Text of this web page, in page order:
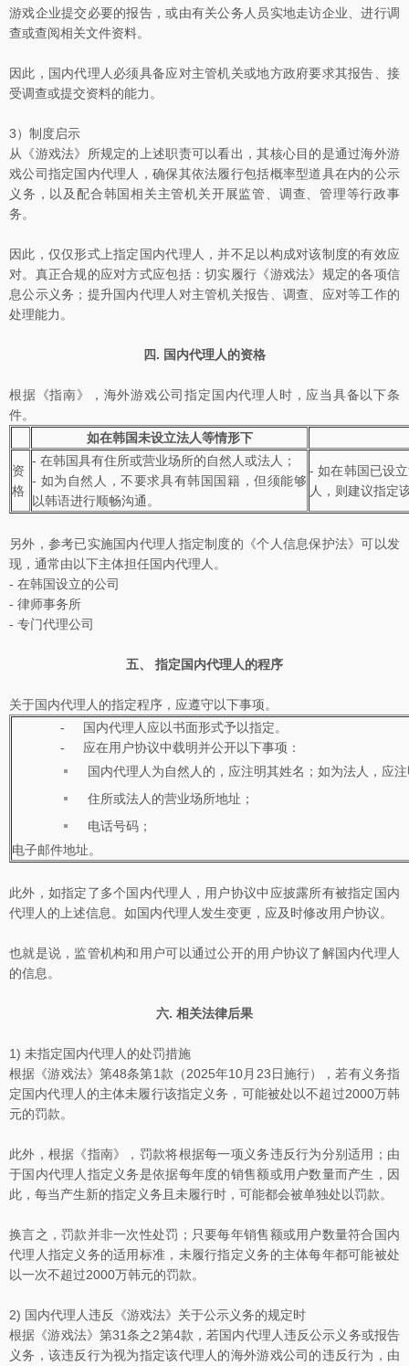
游戏企业提交必要的报告，或由有关公务人员实地走访企业、进行调
查或查阅相关文件资料。
因此，国内代理人必须具备应对主管机关或地方政府要求其报告、接
受调查或提交资料的能力。
3）制度启示
从《游戏法》所规定的上述职责可以看出，其核心目的是通过海外游
戏公司指定国内代理人，确保其依法履行包括概率型道具在内的公示
义务，以及配合韩国相关主管机关开展监管、调查、管理等行政事
务。
因此，仅仅形式上指定国内代理人，并不足以构成对该制度的有效应
对。真正合规的应对方式应包括：切实履行《游戏法》规定的各项信
息公示义务；提升国内代理人对主管机关报告、调查、应对等工作的
处理能力。
四. 国内代理人的资格
根据《指南》，海外游戏公司指定国内代理人时，应当具备以下条
件。
如在韩国未设立法人等情形下
资
格
- 在韩国具有住所或营业场所的自然人或法人；
- 如为自然人，不要求具有韩国国籍，但须能够
以韩语进行顺畅沟通。
- 如在韩国已设
人，则建议指定
另外，参考已实施国内代理人指定制度的《个人信息保护法》可以发
现，通常由以下主体担任国内代理人。
- 在韩国设立的公司
- 律师事务所
- 专门代理公司
五、 指定国内代理人的程序
关于国内代理人的指定程序，应遵守以下事项。
- 国内代理人应以书面形式予以指定。
- 应在用户协议中载明并公开以下事项：
国内代理人为自然人的，应注明其姓名；如为法人，应
住所或法人的营业场所地址；
电话号码；
电子邮件地址。
此外，如指定了多个国内代理人，用户协议中应披露所有被指定国内
代理人的上述信息。如国内代理人发生变更，应及时修改用户协议。
也就是说，监管机构和用户可以通过公开的用户协议了解国内代理人
的信息。
六. 相关法律后果
1) 未指定国内代理人的处罚措施
根据《游戏法》第48条第1款（2025年10月23日施行），若有义务指
定国内代理人的主体未履行该指定义务，可能被处以不超过2000万韩
元的罚款。
此外，根据《指南》，罚款将根据每一项义务违反行为分别适用；由
于国内代理人指定义务是依据每年度的销售额或用户数量而产生，因
此，每当产生新的指定义务且未履行时，可能都会被单独处以罚款。
换言之，罚款并非一次性处罚；只要每年销售额或用户数量符合国内
代理人指定义务的适用标准，未履行指定义务的主体每年都可能被处
以一次不超过2000万韩元的罚款。
2) 国内代理人违反《游戏法》关于公示义务的规定时
根据《游戏法》第31条之2第4款，若国内代理人违反公示义务或报告
义务，该违反行为视为指定该代理人的海外游戏公司的违反行为，由